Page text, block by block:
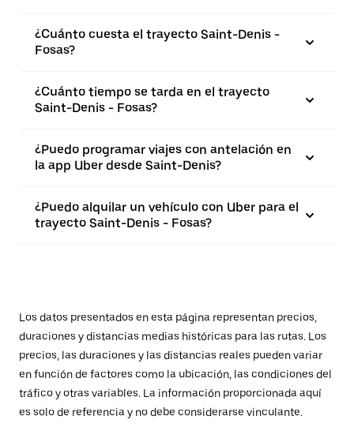
¿Cuánto cuesta el trayecto Saint-Denis -
Fosas?
¿Cuánto tiempo se tarda en el trayecto
Saint-Denis - Fosas?
¿Puedo programar viajes con antelación en
la app Uber desde Saint-Denis?
¿Puedo alquilar un vehículo con Uber para el
trayecto Saint-Denis - Fosas?
Los datos presentados en esta página representan precios,
duraciones y distancias medias históricas para las rutas. Los
precios, las duraciones y las distancias reales pueden variar
en función de factores como la ubicación, las condiciones del
tráfico y otras variables. La información proporcionada aquí
es solo de referencia y no debe considerarse vinculante.